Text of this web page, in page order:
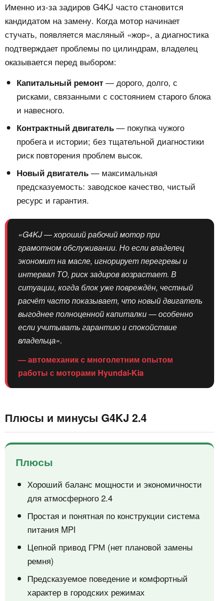
Именно из-за задиров G4KJ часто становится
кандидатом на замену. Когда мотор начинает
стучать, появляется масляный «жор», а диагностика
подтверждает проблемы по цилиндрам, владелец
оказывается перед выбором:
Капитальный ремонт — дорого, долго, с
рисками, связанными с состоянием старого блока
и навесного.
Контрактный двигатель — покупка чужого
пробега и истории; без тщательной диагностики
риск повторения проблем высок.
Новый двигатель — максимальная
предсказуемость: заводское качество, чистый
ресурс и гарантия.
«G4KJ — хороший рабочий мотор при
грамотном обслуживании. Но если владелец
экономит на масле, игнорирует перегревы и
интервал ТО, риск задиров возрастает. В
ситуации, когда блок уже повреждён, честный
расчёт часто показывает, что новый двигатель
выгоднее полноценной капиталки — особенно
если учитывать гарантию и спокойствие
владельца».
— автомеханик с многолетним опытом
работы с моторами Hyundai-Kia
Плюсы и минусы G4KJ 2.4
Плюсы
Хороший баланс мощности и экономичности
для атмосферного 2.4
Простая и понятная по конструкции система
питания MPI
Цепной привод ГРМ (нет плановой замены
ремня)
Предсказуемое поведение и комфортный
характер в городских режимах